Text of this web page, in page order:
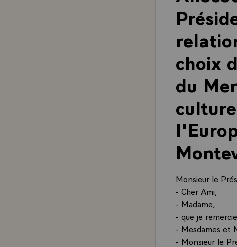
choix
du
Monsieur le
- Cher Ami,
- Madame,
- que je
- Mesdames et
- Monsieur le